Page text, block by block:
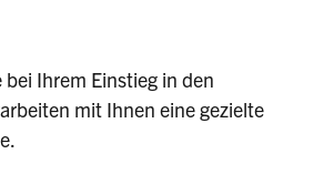
Ihrem Einstieg in den
mit Ihnen eine gezielte